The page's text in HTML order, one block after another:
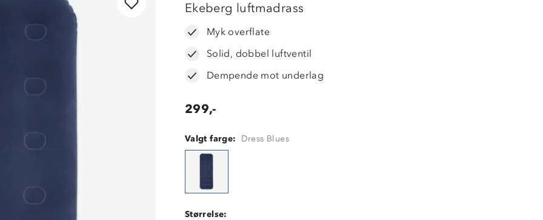
Ekeberg luftmadrass
Myk overflate
Solid, dobbel luftventil
Dempende mot underlag
299,-
Valgt farge: Dress Blues
Størrelse: